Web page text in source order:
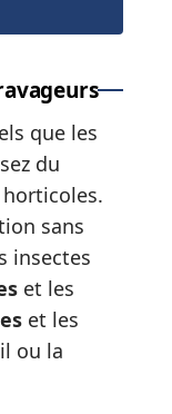
que les
du
sans
insectes
et les
et les
ou la